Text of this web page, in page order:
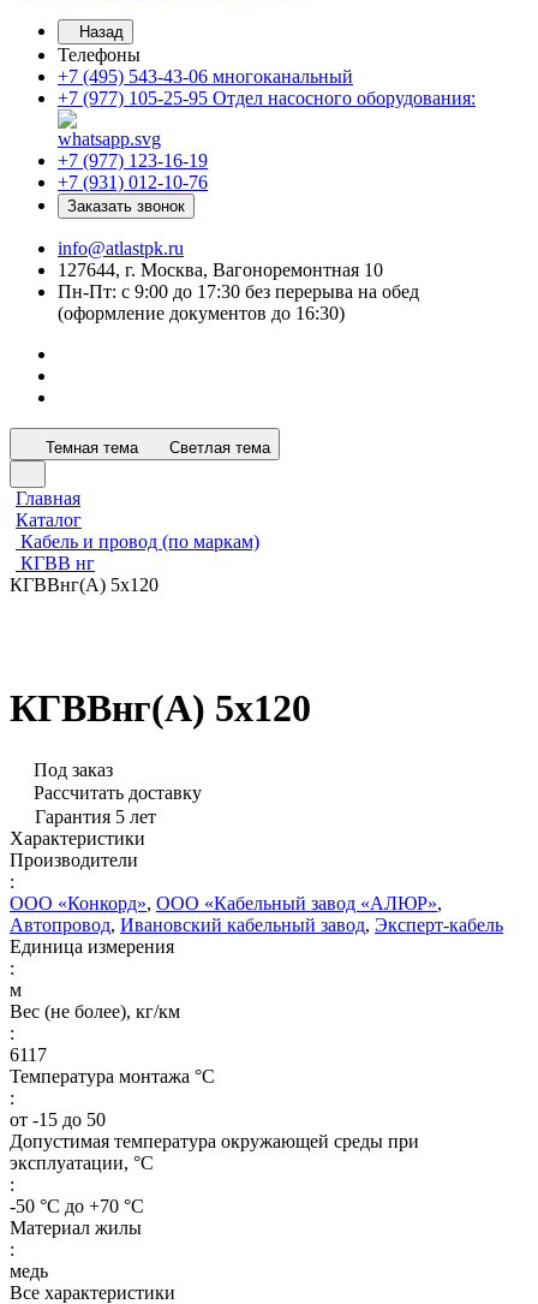
Назад
Телефоны
+7 (495) 543-43-06 многоканальный
+7 (977) 105-25-95 Отдел насосного оборудования:
+7 (977) 123-16-19
+7 (931) 012-10-76
Заказать звонок
info@atlastpk.ru
127644, г. Москва, Вагоноремонтная 10
Пн-Пт: с 9:00 до 17:30 без перерыва на обед
(оформление документов до 16:30)
Темная тема Светлая тема
Главная
Каталог
Кабель и провод (по маркам)
КГВВ нг
КГВВнг(А) 5х120
КГВВнг(А) 5х120
Под заказ
Рассчитать доставку
Гарантия 5 лет
Характеристики
Производители
:
ООО «Конкорд», ООО «Кабельный завод «АЛЮР»,
Автопровод, Ивановский кабельный завод, Эксперт-кабель
Единица измерения
:
м
Вес (не более), кг/км
:
6117
Температура монтажа °C
:
от -15 до 50
Допустимая температура окружающей среды при
эксплуатации, °C
:
-50 °С до +70 °С
Материал жилы
:
медь
Все характеристики